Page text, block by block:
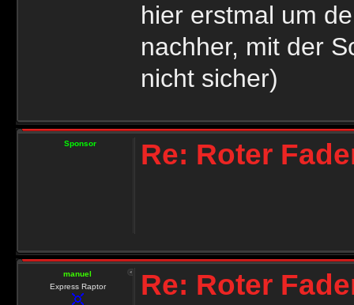
hier erstmal um
nachher, mit der
nicht sicher)
Sponsor Re: Roter
manuel
Express Raptor
Re: Roter